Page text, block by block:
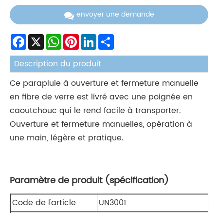
envoyer une demande
Facebook
X WhatsAppPinterestLinkedIn
Description du produit
Ce parapluie à ouverture et fermeture manuelle
en fibre de verre est livré avec une poignée en
caoutchouc qui le rend facile à transporter.
Ouverture et fermeture manuelles, opération à
une main, légère et pratique.
Paramètre de produit (spécification)
Code de l'article UN3001